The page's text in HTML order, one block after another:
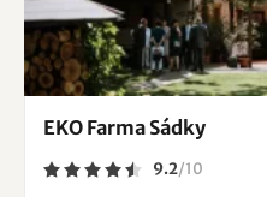
EKO Farma Sádky
9.2/10